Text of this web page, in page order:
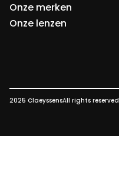
Onze merken
Onze lenzen
2025 ClaeyssensAll rights reserved